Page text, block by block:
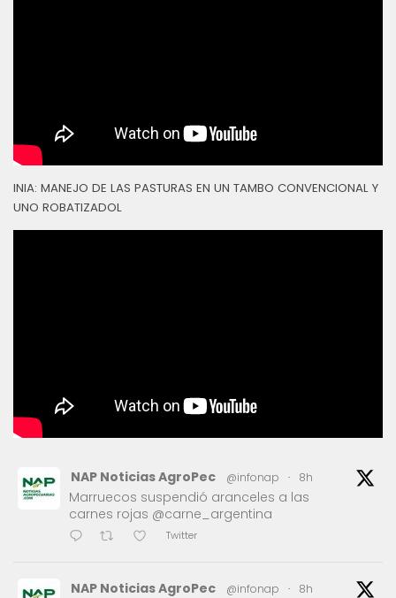
INIA: MANEJO DE LAS PASTURAS EN UN TAMBO CONVENCIONAL Y
UNO ROBATIZADOL
NAP Noticias AgroPec @infonap · 8h
Marruecos suspendió aranceles a las
carnes rojas @carne_argentina
Twitter
NAP Noticias AgroPec @infonap · 8h